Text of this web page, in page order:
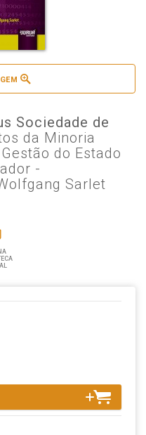
Sociedade de
da Minoria
do Estado
-
Sarlet